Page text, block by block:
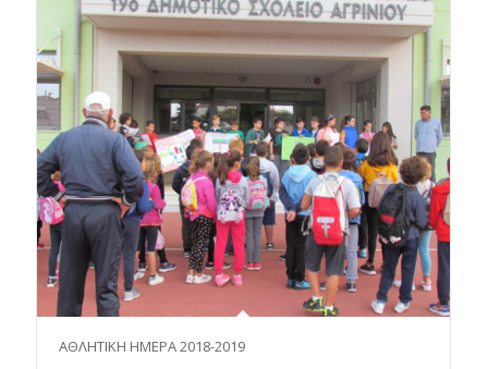
ΑΘΛΗΤΙΚΗ ΗΜΕΡΑ 2018-2019